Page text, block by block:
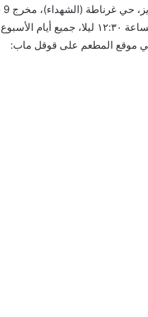
غرناطة (الشهداء)، مخرج 9 قبل
الكويتي. أوقات العمل من الساعة ٤:٣٠ عصر إلى الساعة